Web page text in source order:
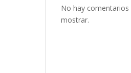
No hay comentarios
mostrar.